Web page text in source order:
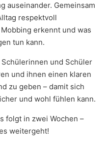
auseinander. Gemeinsam
respektvoll
erkennt und was
tun kann.
und Schüler
und ihnen einen klaren
zu geben – damit sich
und wohl fühlen kann.
folgt in zwei Wochen –
weitergeht!